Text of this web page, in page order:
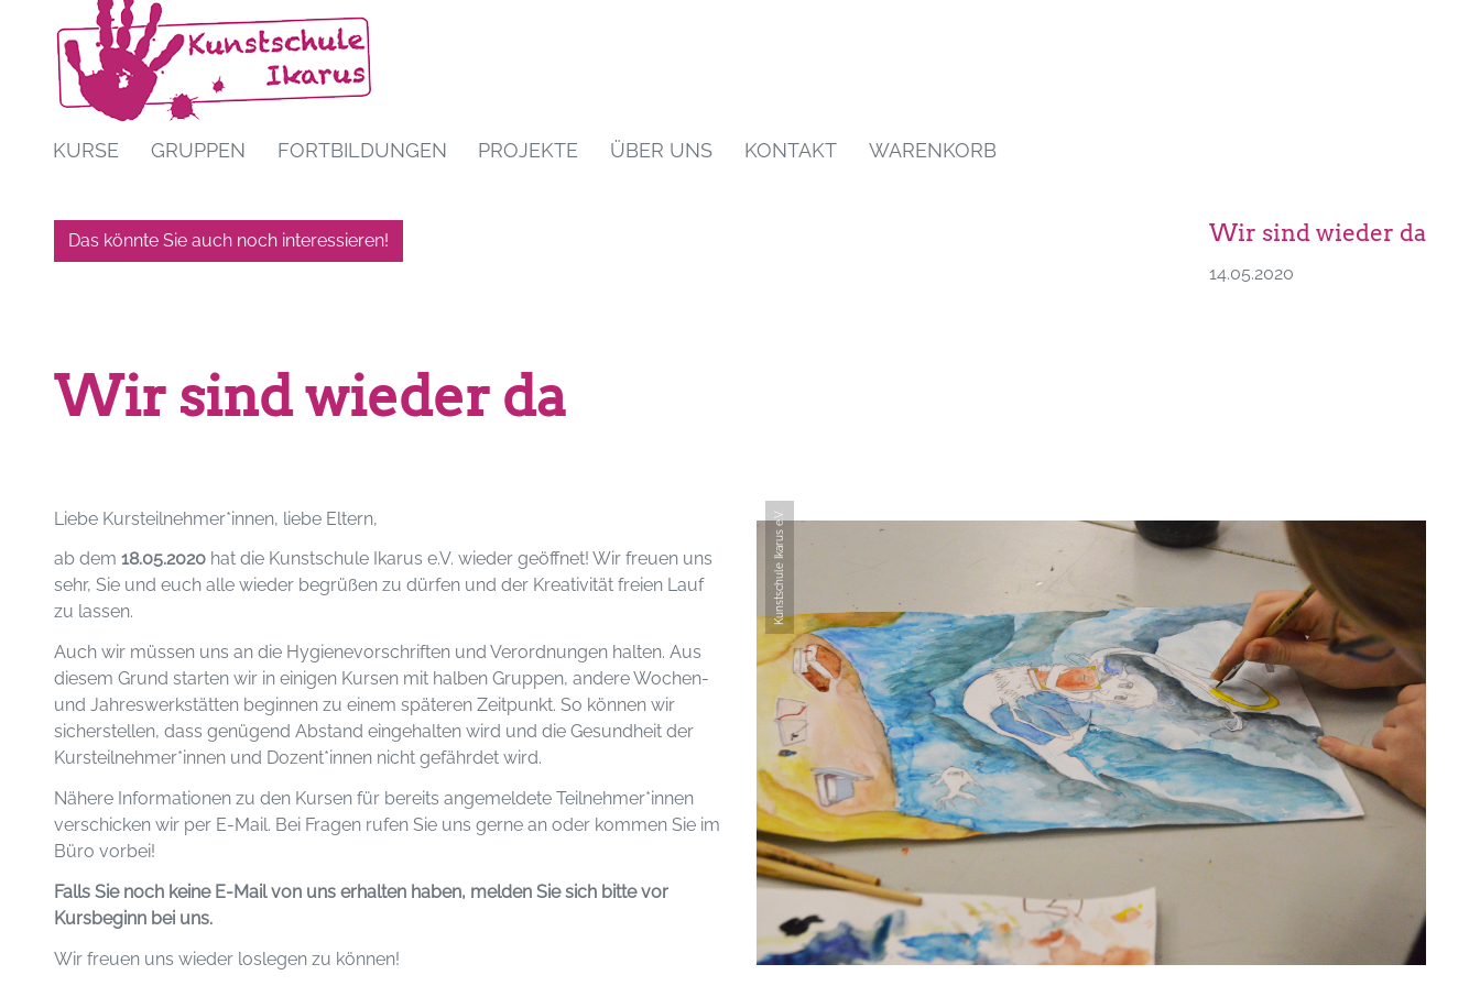
KURSE GRUPPEN FORTBILDUNGEN PROJEKTE ÜBER UNS KONTAKT WARENKORB
Das könnte Sie auch noch interessieren! Wir sind wieder da
14.05.2020
Wir sind wieder da
Liebe Kursteilnehmer*innen, liebe Eltern,
ab dem 18.05.2020hat die Kunstschule Ikarus e.V. wieder geöffnet! Wir freuen uns
sehr, Sie und euch alle wieder begrüßen zu dürfen und der Kreativität freien Lauf
zu lassen.
Auch wir müssen uns an die Hygienevorschriften und Verordnungen halten. Aus
diesem Grund starten wir in einigen Kursen mit halben Gruppen, andere Wochen-
und Jahreswerkstätten beginnen zu einem späteren Zeitpunkt. So können wir
sicherstellen, dass genügend Abstand eingehalten wird und die Gesundheit der
Kursteilnehmer*innen und Dozent*innen nicht gefährdet wird.
Nähere Informationen zu den Kursen für bereits angemeldete Teilnehmer*innen
verschicken wir per E-Mail. Bei Fragen rufen Sie uns gerne an oder kommen Sie im
Büro vorbei!
Falls Sie noch keine E-Mail von uns erhalten haben, melden Sie sich bitte vor
Kursbeginn bei uns.
Wir freuen uns wieder loslegen zu können!
Kunstschule Ikarus e.V.